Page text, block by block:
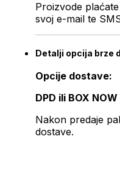
Proizvode plaćate
svoj e-mail te
Detalji opcija brze
Opcije dostave:
DPD ili BOX
Nakon predaje
dostave.